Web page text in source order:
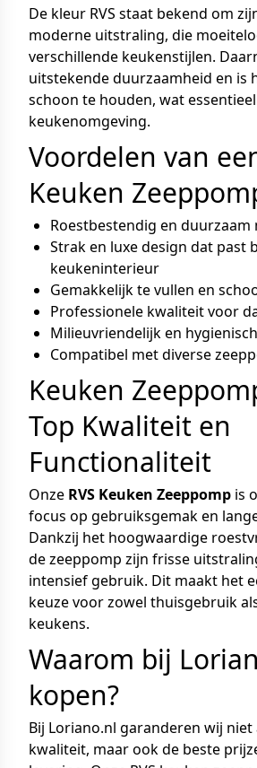
De kleur RVS staat bekend om
moderne uitstraling, die
verschillende keukenstijlen.
uitstekende duurzaamheid en is
schoon te houden, wat
keukenomgeving.
Voordelen van
Keuken
Roestbestendig en duurzaam
Strak en luxe design dat past
keukeninterieur
Gemakkelijk te vullen en
Professionele kwaliteit voor
Milieuvriendelijk en hygienisch
Compatibel met diverse
Keuken
Top Kwaliteit en
Functionaliteit
Onze RVS Keuken Zeeppomp is
focus op gebruiksgemak en
Dankzij het hoogwaardige
de zeeppomp zijn frisse
intensief gebruik. Dit maakt het
keuze voor zowel thuisgebruik
keukens.
Waarom bij
kopen?
Bij Loriano.nl garanderen wij niet
kwaliteit, maar ook de beste